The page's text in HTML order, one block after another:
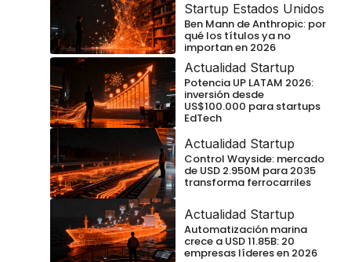
Startup Estados Unidos
Ben Mann de Anthropic: por
qué los títulos ya no
importan en 2026
Actualidad Startup
Potencia UP LATAM 2026:
inversión desde
US$100.000 para startups
EdTech
Actualidad Startup
Control Wayside: mercado
de USD 2.950M para 2035
transforma ferrocarriles
Actualidad Startup
Automatización marina
crece a USD 11.85B: 20
empresas líderes en 2026